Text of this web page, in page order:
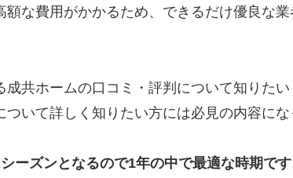
額な費用がかかるため、できるだけ優良な
成共ホームの口コミ・評判について知りた
いて詳しく知りたい方には必見の内容にな
ーズンとなるので1年の中で最適な時期です